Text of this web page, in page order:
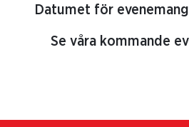
Datumet för
Se våra kommande